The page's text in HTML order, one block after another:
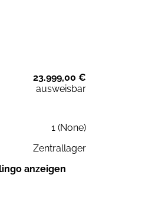
23.999,00 €
ausweisbar
1 (None)
Zentrallager
anzeigen